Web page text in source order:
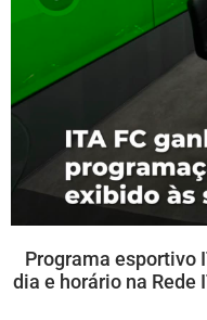
Programa esportivo
dia e horário na Rede